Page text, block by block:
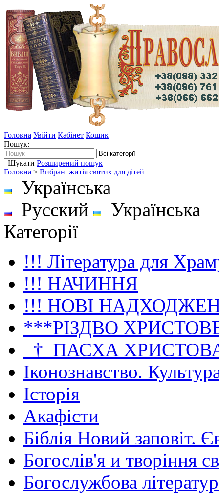
Головна Увійти Кабінет Кошик
Пошук:
Шукати Розширений пошук
Головна > Вибранi житiя святих для дiтей
Українська
Русский
Українська
Категорії
!!! Література для
!!! НАЧИННЯ
!!! НОВІ
***РІЗДВО
_†_ПАСХА
Іконознавство.
Історія
Акафісти
Біблія Новий заповіт.
Богослів'я и творіння
Богослужбова